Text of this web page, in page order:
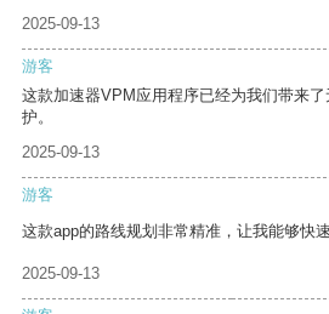
2025-09-13
游客
这款加速器VPM应用程序已经为我们带来
护。
2025-09-13
游客
这款app的路线规划非常精准，让我能够快
2025-09-13